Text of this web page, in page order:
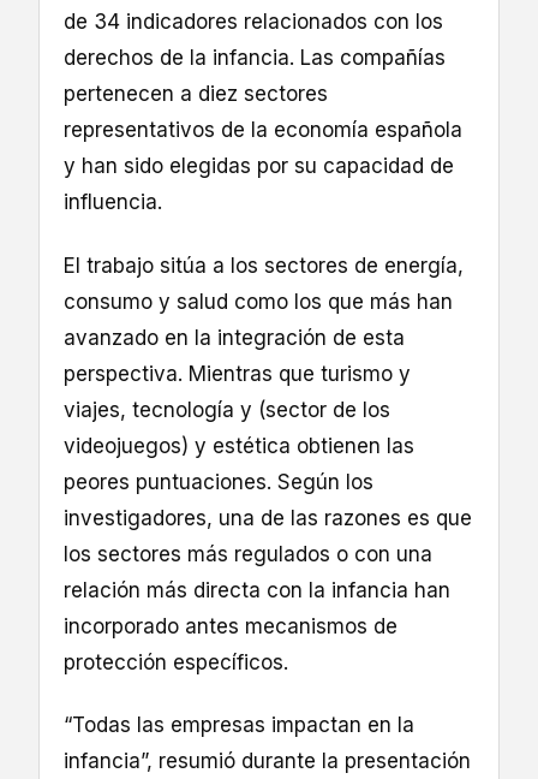
de 34 indicadores relacionados con los
derechos de la infancia. Las compañías
pertenecen a diez sectores
representativos de la economía española
y han sido elegidas por su capacidad de
influencia.
El trabajo sitúa a los sectores de energía,
consumo y salud como los que más han
avanzado en la integración de esta
perspectiva. Mientras que turismo y
viajes, tecnología y (sector de los
videojuegos) y estética obtienen las
peores puntuaciones. Según los
investigadores, una de las razones es que
los sectores más regulados o con una
relación más directa con la infancia han
incorporado antes mecanismos de
protección específicos.
“Todas las empresas impactan en la
infancia”, resumió durante la presentación